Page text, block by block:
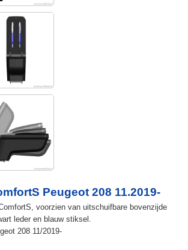
Peugeot 208 11.2019-
voorzien van uitschuifbare bovenzijde
leder en blauw stiksel.
208 11/2019-